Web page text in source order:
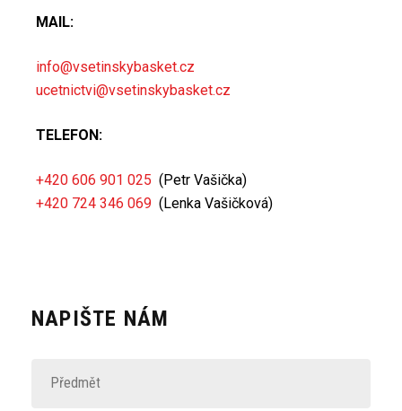
MAIL:
info@vsetinskybasket.cz
ucetnictvi@vsetinskybasket.cz
TELEFON:
+420 606 901 025 (Petr Vašička)
+420 724 346 069 (Lenka Vašičková)
NAPIŠTE NÁM